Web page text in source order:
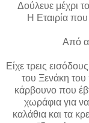
Δούλευε μέχρι
Η Εταιρία
Από
Είχε τρεις
του Ξενάκη
κάρβουνο που
χωράφια για
καλάθια και τα